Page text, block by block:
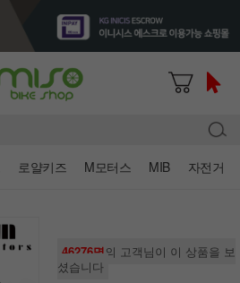
로얄키즈 M모터스 MIB 자전거
46276명의 고객님이 이 상품을 보
셨습니다